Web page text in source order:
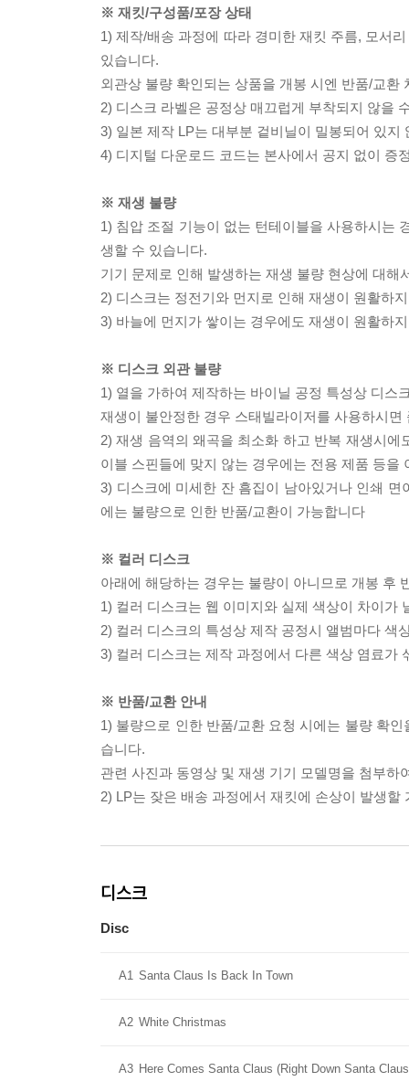
※ 재킷/구성품/포장 상태
1) 제작/배송 과정에 따라 경미한 재킷 주름, 모서
있습니다.
외관상 불량 확인되는 상품을 개봉 시엔 반품/교환
2) 디스크 라벨은 공정상 매끄럽게 부착되지 않을
3) 일본 제작 LP는 대부분 겉비닐이 밀봉되어 있지
4) 디지털 다운로드 코드는 본사에서 공지 없이 증
※ 재생 불량
1) 침압 조절 기능이 없는 턴테이블을 사용하시는
생할 수 있습니다.
기기 문제로 인해 발생하는 재생 불량 현상에 대
2) 디스크는 정전기와 먼지로 인해 재생이 원활하
3) 바늘에 먼지가 쌓이는 경우에도 재생이 원활하
※ 디스크 외관 불량
1) 열을 가하여 제작하는 바이닐 공정 특성상 디스
재생이 불안정한 경우 스태빌라이저를 사용하시
2) 재생 음역의 왜곡을 최소화 하고 반복 재생시
이블 스핀들에 맞지 않는 경우에는 전용 제품 등
3) 디스크에 미세한 잔 흠집이 남아있거나 인쇄
에는 불량으로 인한 반품/교환이 가능합니다
※ 컬러 디스크
아래에 해당하는 경우는 불량이 아니므로 개봉 후
1) 컬러 디스크는 웹 이미지와 실제 색상이 차이가
2) 컬러 디스크의 특성상 제작 공정시 앨범마다 색
3) 컬러 디스크는 제작 과정에서 다른 색상 염료가
※ 반품/교환 안내
1) 불량으로 인한 반품/교환 요청 시에는 불량 확
습니다.
관련 사진과 동영상 및 재생 기기 모델명을 첨부하
2) LP는 잦은 배송 과정에서 재킷에 손상이 발생
디스크
Disc
A1 Santa Claus Is Back In Town
A2 White Christmas
A3 Here Comes Santa Claus (Right Down Santa